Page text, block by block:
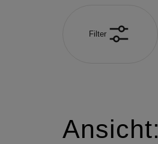
Filter
Ansicht: